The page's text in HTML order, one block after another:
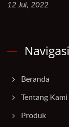
12 Jul, 2022
Navigasi
Beranda
Tentang Kami
Produk